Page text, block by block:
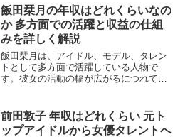
ラジオ番組などのメディア出演も積極的
に行い、存在感を強めていま...
飯田栞月の年収はどれくらいなの
か 多方面での活躍と収益の仕組
みを詳しく解説
飯田栞月は、アイドル、モデル、タレン
トとして多方面で活躍している人物で
す。彼女の活動の幅が広がるにつれて、
は、飯田栞月の収益源や年収について詳
しく解説していきます。アイ...
前田敦子 年収はどれくらい 元ト
ップアイドルから女優タレントへ